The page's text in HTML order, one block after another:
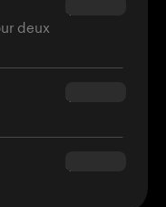
deux
$34.95
$160.00
$180.00